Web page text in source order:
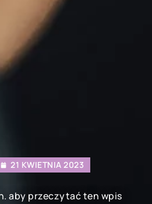
21 KWIETNIA 2023
aby przeczytać ten wpis